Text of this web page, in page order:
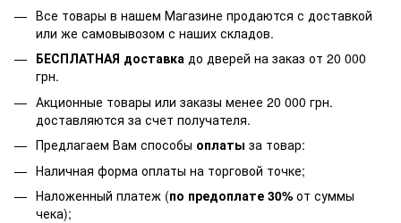
Все товары в нашем Магазине продаются с доставкой
или же самовывозом с наших складов.
БЕСПЛАТНАЯ доставка до дверей на заказ от 20 000
грн.
Акционные товары или заказы менее 20 000 грн.
доставляются за счет получателя.
Предлагаем Вам способы оплаты за товар:
Наличная форма оплаты на торговой точке;
Наложенный платеж (по предоплате 30% от суммы
чека);